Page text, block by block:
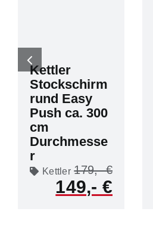
Kettler
Stockschirm
rund Easy
Push ca. 300
cm
Durchmesse
r
Kettler 179
149